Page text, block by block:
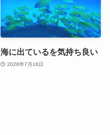
海に出ているを気持ち良い
2026年7月16日